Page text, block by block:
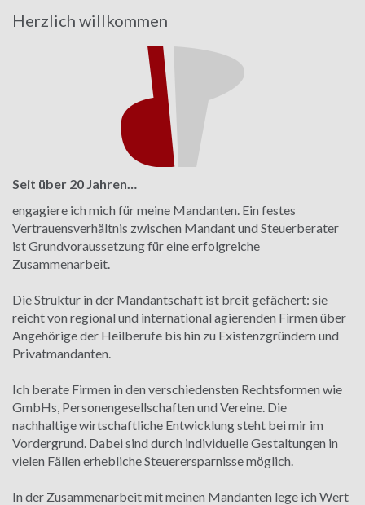
Herzlich willkommen
Seit über 20 Jahren…
engagiere ich mich für meine Mandanten. Ein festes
Vertrauensverhältnis zwischen Mandant und Steuerberater
ist Grundvoraussetzung für eine erfolgreiche
Zusammenarbeit.
Die Struktur in der Mandantschaft ist breit gefächert: sie
reicht von regional und international agierenden Firmen über
Angehörige der Heilberufe bis hin zu Existenzgründern und
Privatmandanten.
Ich berate Firmen in den verschiedensten Rechtsformen wie
GmbHs, Personengesellschaften und Vereine. Die
nachhaltige wirtschaftliche Entwicklung steht bei mir im
Vordergrund. Dabei sind durch individuelle Gestaltungen in
vielen Fällen erhebliche Steuerersparnisse möglich.
In der Zusammenarbeit mit meinen Mandanten lege ich Wert